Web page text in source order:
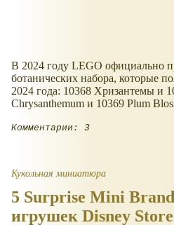
В 2024 году LEGO официально
ботанических набора, которые
2024 года: 10368 Хризантемы и
Chrysanthemum и 10369 Plum
Комментарии: 3
Кукольная миниатюра
5 Surprise Mini
игрушек Disney